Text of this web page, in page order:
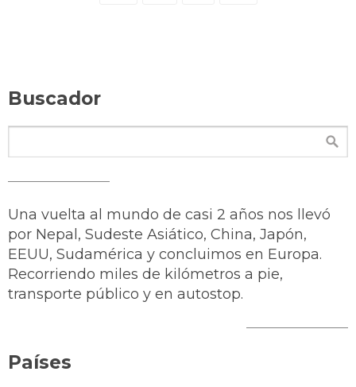
Buscador
Una vuelta al mundo de casi 2 años nos llevó
por Nepal, Sudeste Asiático, China, Japón,
EEUU, Sudamérica y concluimos en Europa.
Recorriendo miles de kilómetros a pie,
transporte público y en autostop.
Países